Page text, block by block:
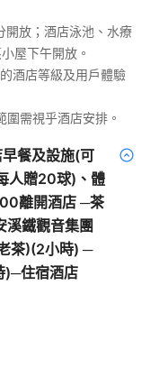
開放；酒店泳池、水療
屋下午開放。
酒店等級及用戶體驗
需視乎酒店安排。
餐及設施(可
人贈20球)、體
離開酒店 ─茶
鐵觀音集團
茶)(2小時) ─
)─住宿酒店